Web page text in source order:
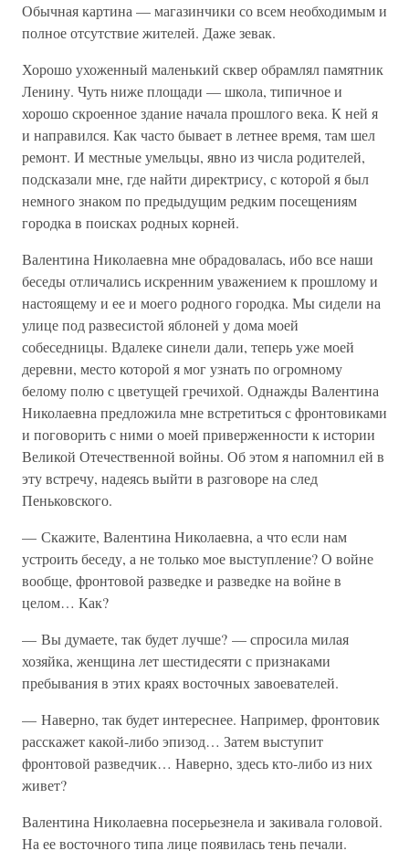
Обычная картина — магазинчики со всем необходимым и
полное отсутствие жителей. Даже зевак.
Хорошо ухоженный маленький сквер обрамлял памятник
Ленину. Чуть ниже площади — школа, типичное и
хорошо скроенное здание начала прошлого века. К ней я
и направился. Как часто бывает в летнее время, там шел
ремонт. И местные умельцы, явно из числа родителей,
подсказали мне, где найти директрису, с которой я был
немного знаком по предыдущим редким посещениям
городка в поисках родных корней.
Валентина Николаевна мне обрадовалась, ибо все наши
беседы отличались искренним уважением к прошлому и
настоящему и ее и моего родного городка. Мы сидели на
улице под развесистой яблоней у дома моей
собеседницы. Вдалеке синели дали, теперь уже моей
деревни, место которой я мог узнать по огромному
белому полю с цветущей гречихой. Однажды Валентина
Николаевна предложила мне встретиться с фронтовиками
и поговорить с ними о моей приверженности к истории
Великой Отечественной войны. Об этом я напомнил ей в
эту встречу, надеясь выйти в разговоре на след
Пеньковского.
— Скажите, Валентина Николаевна, а что если нам
устроить беседу, а не только мое выступление? О войне
вообще, фронтовой разведке и разведке на войне в
целом… Как?
— Вы думаете, так будет лучше? — спросила милая
хозяйка, женщина лет шестидесяти с признаками
пребывания в этих краях восточных завоевателей.
— Наверно, так будет интереснее. Например, фронтовик
расскажет какой-либо эпизод… Затем выступит
фронтовой разведчик… Наверно, здесь кто-либо из них
живет?
Валентина Николаевна посерьезнела и закивала головой.
На ее восточного типа лице появилась тень печали.